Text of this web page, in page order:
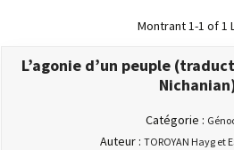
Montrant1-1 of 1
L’agonie d’un peuple
Catégorie :
Auteur : TOROYAN Hayg et